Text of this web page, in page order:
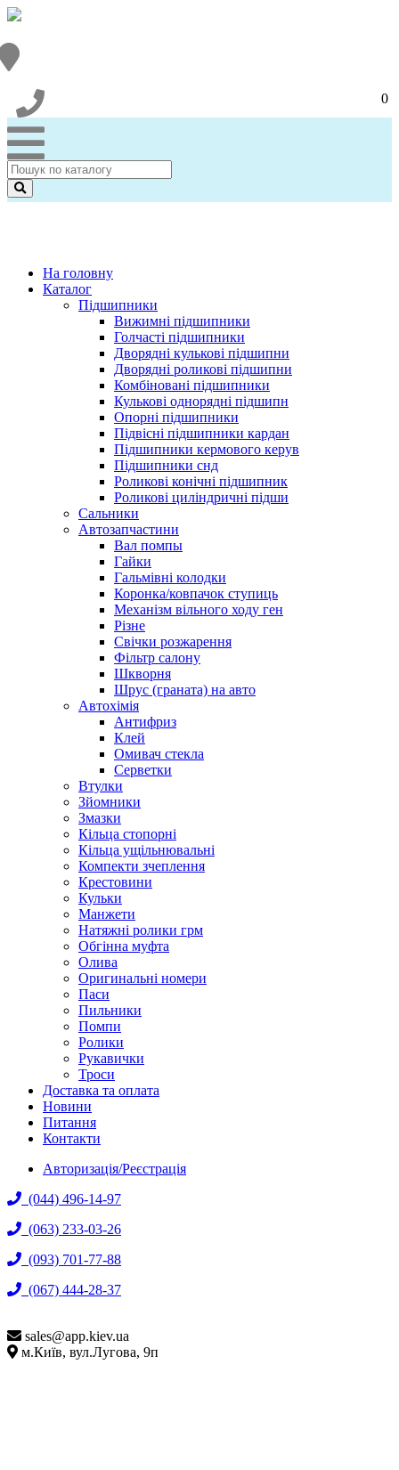
0
На головну
Каталог
Підшипники
Вижимні підшипники
Голчасті підшипники
Дворядні кулькові підшипни
Дворядні роликові підшипни
Комбіновані підшипники
Кулькові однорядні підшипн
Опорні підшипники
Підвісні підшипники кардан
Підшипники кермового керув
Підшипники снд
Роликові конічні підшипник
Роликові циліндричні підши
Сальники
Автозапчастини
Вал помпы
Гайки
Гальмівні колодки
Коронка/ковпачок ступиць
Механізм вільного ходу ген
Різне
Свічки розжарення
Фільтр салону
Шкворня
Шрус (граната) на авто
Автохімія
Антифриз
Клей
Омивач стекла
Серветки
Втулки
Зйомники
Змазки
Кільца стопорні
Кільца ущільнювальні
Компекти зчеплення
Крестовини
Кульки
Манжети
Натяжні ролики грм
Обгінна муфта
Олива
Оригинальні номери
Паси
Пильники
Помпи
Ролики
Рукавички
Троси
Доставка та оплата
Новини
Питання
Контакти
Авторизація/Реєстрація
(044) 496-14-97
(063) 233-03-26
(093) 701-77-88
(067) 444-28-37
sales@app.kiev.ua
м.Київ, вул.Лугова, 9п